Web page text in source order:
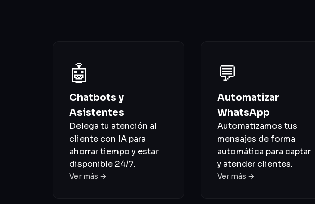
🤖
Chatbots y
Asistentes
Delega tu atención al
cliente con IA para
ahorrar tiempo y estar
disponible 24/7.
Ver más →
💬
Automatizar
WhatsApp
Automatizamos tus
mensajes de forma
automática para captar
y atender clientes.
Ver más →